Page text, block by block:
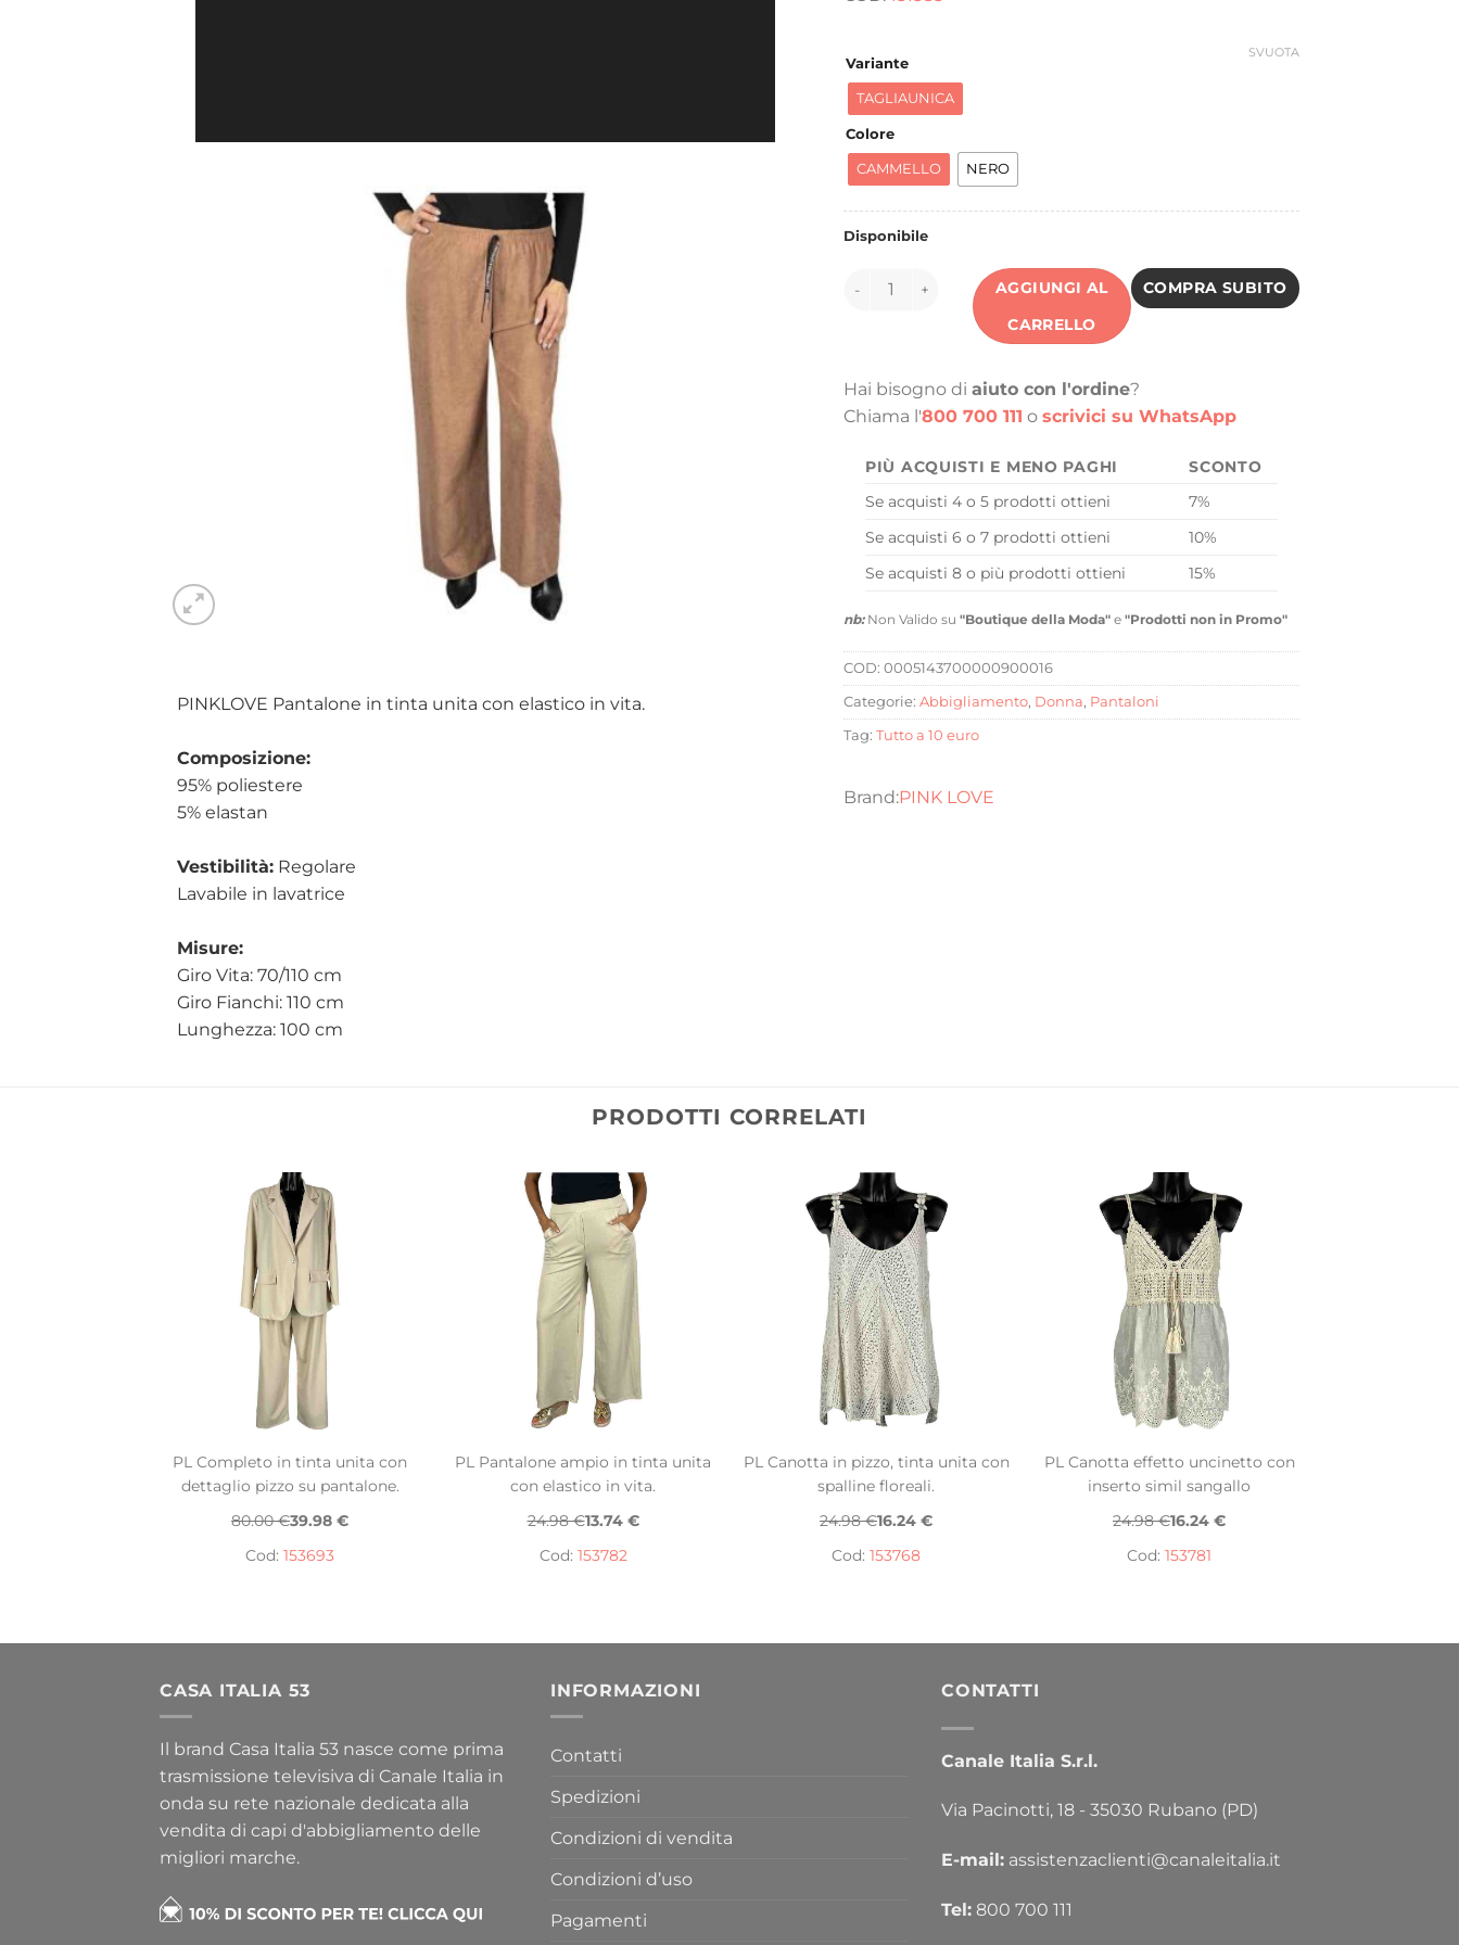
PINKLOVE Pantalone in tinta unita con elastico in vita.
Composizione:
95% poliestere
5% elastan
Vestibilità: Regolare
Lavabile in lavatrice
Misure:
Giro Vita: 70/110 cm
Giro Fianchi: 110 cm
Lunghezza: 100 cm
Variante
TAGLIAUNICA
Colore
CAMMELLO NERO
SVUOTA
Disponibile
151585 quantità
AGGIUNGI AL
CARRELLO
COMPRA SUBITO
Hai bisogno di aiuto con l'ordine?
Chiama l'800 700 111 o scrivici su WhatsApp
PIÙ ACQUISTI E MENO PAGHI
SCONTO
Se acquisti 4 o 5 prodotti ottieni
7%
Se acquisti 6 o 7 prodotti ottieni
10%
Se acquisti 8 o più prodotti ottieni
15%
nb:Non Valido su "Boutique della Moda" e "Prodotti non in Promo"
COD: 0005143700000900016
Categorie: Abbigliamento, Donna, Pantaloni
Tag: Tutto a 10 euro
PINK LOVE
PRODOTTI CORRELATI
PL Completo in tinta unita con
dettaglio pizzo su pantalone.
80.00 €39.98 €
Cod: 153693
PL Pantalone ampio in tinta unita
con elastico in vita.
24.98 €13.74 €
Cod: 153782
PL Canotta in pizzo, tinta unita con
spalline floreali.
24.98 €16.24 €
Cod: 153768
PL Canotta effetto uncinetto con
inserto simil sangallo
24.98 €16.24 €
Cod: 153781
CASA ITALIA 53
Il brand Casa Italia 53 nasce come prima
trasmissione televisiva di Canale Italia in
onda su rete nazionale dedicata alla
vendita di capi d'abbigliamento delle
migliori marche.
INFORMAZIONI
Contatti
Spedizioni
Condizioni di vendita
Condizioni d’uso
Pagamenti
CONTATTI
Canale Italia S.r.l.
Via Pacinotti, 18 - 35030 Rubano (PD)
E-mail: assistenzaclienti@canaleitalia.it
Tel: 800 700 111